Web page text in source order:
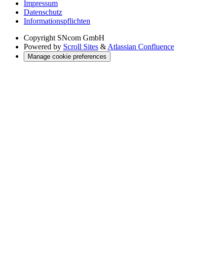
Impressum
Datenschutz
Informations­pflichten
Copyright SNcom GmbH
Powered by Scroll Sites & Atlassian Confluence
Manage cookie preferences